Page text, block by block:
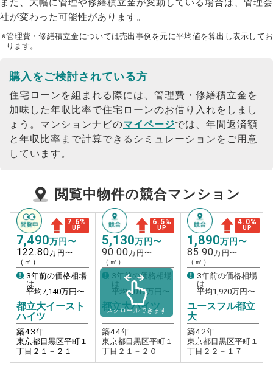
また、大幅に管理や修繕積立金が変動している場合は、管理会
社が変わった可能性があります。
※管理費・修繕積立金については売出事例を元に平均値を算出し表示してお
ります。
購入をご検討されている方
住宅ローンを組まれる際には、管理費・修繕積立金を
加味した年収比率で住宅ローンのお借り入れをしまし
ょう。 マンションナビのマイページでは、年間返済額
と年収比率まで計算できるシミュレーションをご用意
しています。
閲覧中物件の競合マンション
7.6%
UP
7,490万円〜
122.80万円〜
（㎡）
3年前の価格相場
は
平均7,140万円〜
都立大イースト
ハイツ
築43年
東京都目黒区平町１
丁目２１－２１
6.5%
UP
5,130万円〜
90.00万円〜
（㎡）
3年前の価格相場
は
平均5,010万円〜
都立大ハイツ
築44年
東京都目黒区平町１
丁目２１－２０
4.0%
UP
1,890万円〜
85.90万円〜
（㎡）
3年前の価格相場
は
平均1,920万円〜
ユースフル都立
大
築42年
東京都目黒区平町１
丁目２２－１７
スクロールできます